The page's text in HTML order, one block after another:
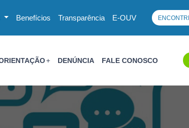
Benefícios Transparência E-OUV
DENÚNCIA FALE CONOSCO